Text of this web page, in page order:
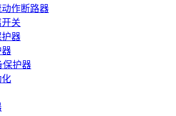
作断路器
关
器
器
保护器
化